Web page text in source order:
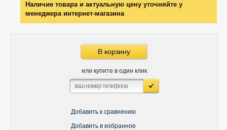
Наличие товара и актуальную цену уточняйте у
менеджера интернет-магазина
В корзину
или купите в один клик
Добавить к сравнению
Добавить в избранное